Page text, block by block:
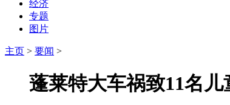
经济
专题
图片
主页 > 要闻 >
蓬莱特大车祸致11名